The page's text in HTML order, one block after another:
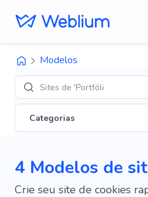
Modelos
Sites de 'Portfólio'
Categorias
4 Modelos de
Crie seu site de cookies